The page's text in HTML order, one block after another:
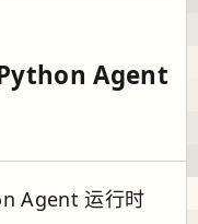
Python Agent
Agent 运行时